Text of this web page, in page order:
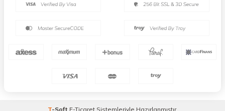
T-Soft E-TicaretSistemleriyle Hazırlanmıştır.